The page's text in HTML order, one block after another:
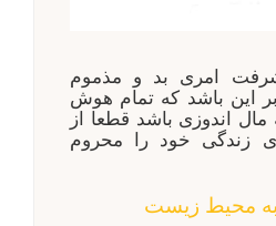
امری بد و مذموم
بر این باشد که تمام هوش
اندوزی باشد قطعا از
زندگی خود را محروم
محیط زیست